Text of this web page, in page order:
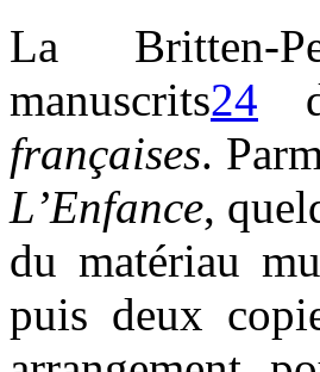
La Britten-
manuscrits24
françaises.
L’Enfance,
du matériau
puis deux